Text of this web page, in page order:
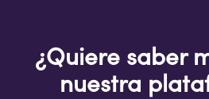
¿Quiere saber
nuestra